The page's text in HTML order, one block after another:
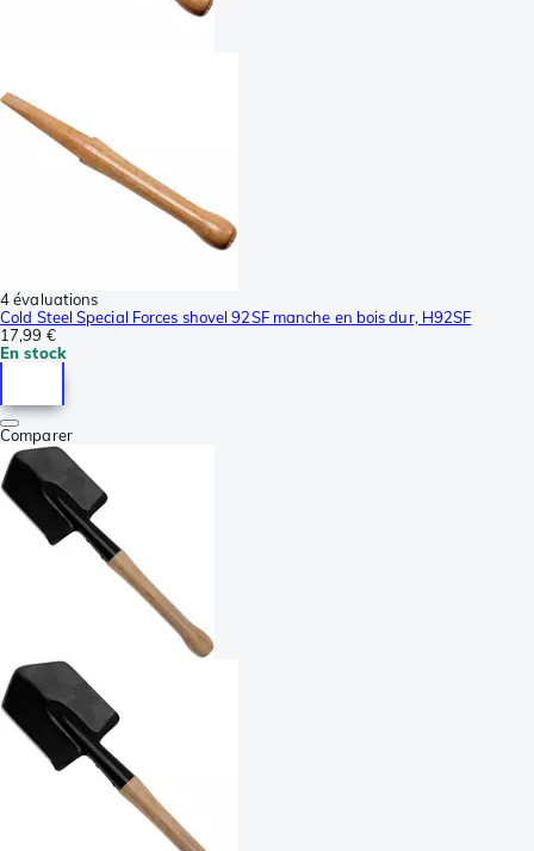
4 évaluations
Cold Steel Special Forces shovel 92SF manche en bois dur, H92SF
17,99 €
En stock
Comparer